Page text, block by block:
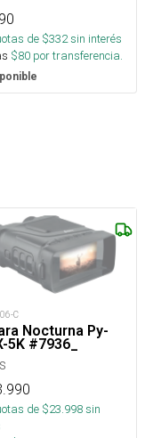
de $332sin interés
$80 por transferencia.
C
Nocturna Py-
5K #7936_
de $23.998sin